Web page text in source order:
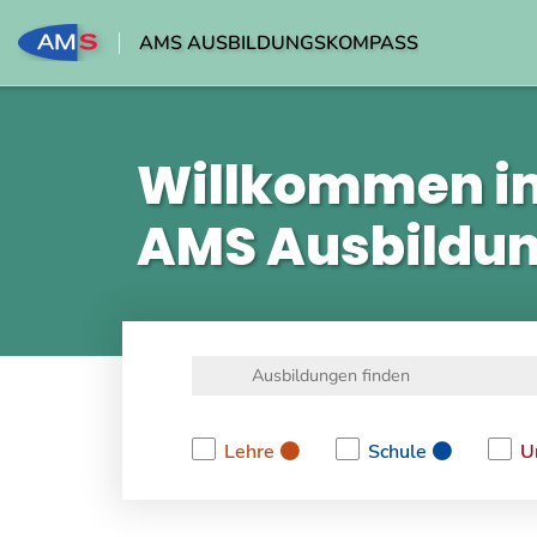
AMS AUSBILDUNGSKOMPASS
Willkommen
AMS
Lehre
Schule